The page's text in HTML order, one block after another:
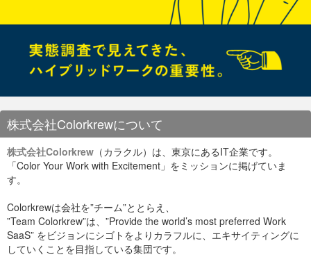
Since this is my first post in ISAB, I’d like to explain how our
company works in organization point of view. As of October
management, 0 hierarchy, maximize team power!
株式会社Colorkrewについて
株式会社Colorkrew （カラクル）は、東京にあるIT企業です。
「Color Your Work with Excitement」をミッションに掲げていま
す。
Colorkrewは会社を”チーム”ととらえ、
”Team Colorkrew”は、”Provide the world’s most preferred Work
SaaS” をビジョンにシゴトをよりカラフルに、エキサイティングに
していくことを目指している集団です。